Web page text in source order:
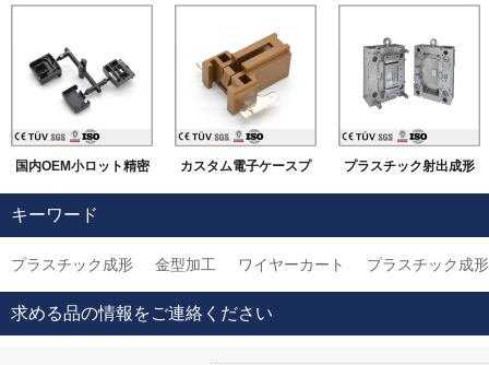
国内OEM小ロット精密
真空鋳造成型製品
カスタム電子ケースプ
射出成型金型の成形サ
プラスチック射出成形
型
キーワード
プラスチック成形 金型加工 ワイヤーカート プラスチック成
求める品の情報をご連絡ください